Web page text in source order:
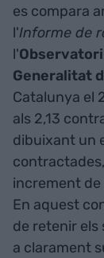
es compara
l'Informe de
l'
Generalitat
Catalunya el
als 2,13
dibuixant un
increment de
En aquest
de retenir els
a clarament